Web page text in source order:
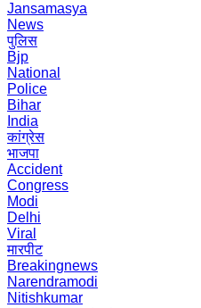
Jansamasya
News
पुलिस
Bjp
National
Police
Bihar
India
कांग्रेस
भाजपा
Accident
Congress
Modi
Delhi
Viral
मारपीट
Breakingnews
Narendramodi
Nitishkumar